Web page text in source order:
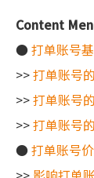
["wechat"]
Content
●打单账号
>>打单账号
>>打单账号
>>打单账号
●打单账号